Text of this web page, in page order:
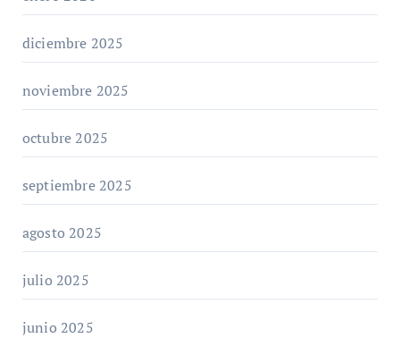
diciembre 2025
noviembre 2025
octubre 2025
septiembre 2025
agosto 2025
julio 2025
junio 2025